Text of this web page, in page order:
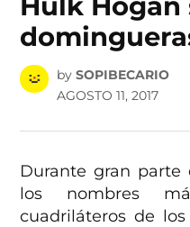
by SOPIBECARIO
AGOSTO 11, 2017
Durante gran parte
los nombres
cuadriláteros de los